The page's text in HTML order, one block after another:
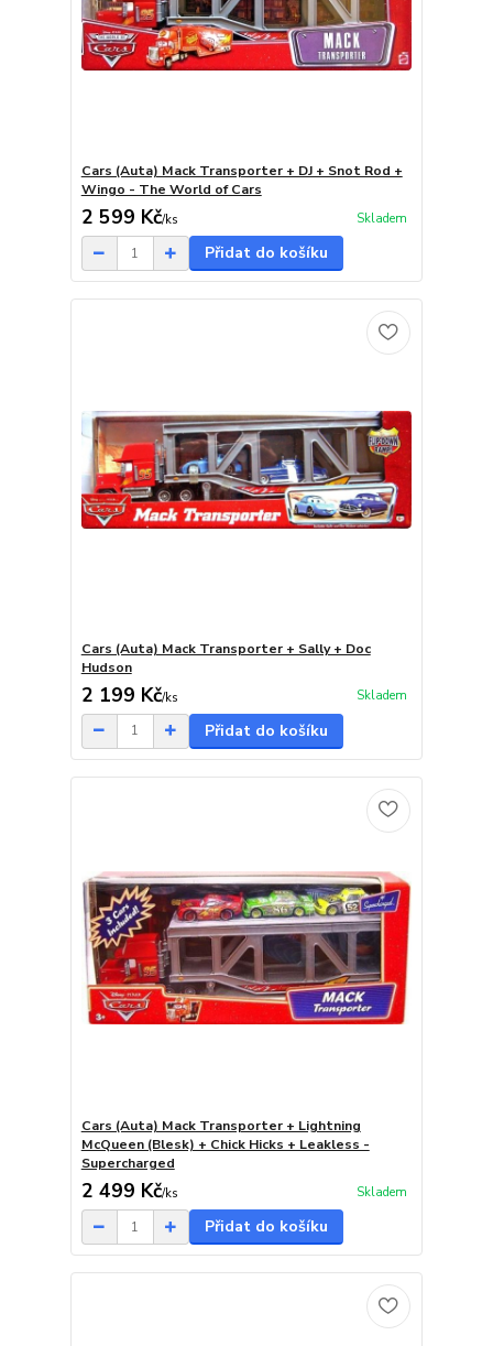
Cars (Auta) Mack Transporter + DJ + Snot Rod +
Wingo - The World of Cars
2 599 Kč/ks Skladem
Přidat do košíku
Cars (Auta) Mack Transporter + Sally + Doc
Hudson
2 199 Kč/ks Skladem
Přidat do košíku
Cars (Auta) Mack Transporter + Lightning
McQueen (Blesk) + Chick Hicks + Leakless -
Supercharged
2 499 Kč/ks Skladem
Přidat do košíku